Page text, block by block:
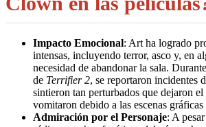
Impacto Emocional: Art ha logrado
intensas, incluyendo terror, asco y, en
necesidad de abandonar la sala.
de Terrifier 2, se reportaron incidentes
sintieron tan perturbados que dejaron
vomitaron debido a las escenas
Admiración por el Personaje: A